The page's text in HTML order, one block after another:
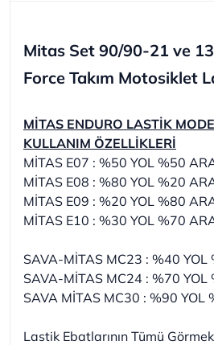
Mitas Set 90/90-21 ve
Force Takım Motosiklet
MİTAS ENDURO LASTİK
KULLANIM ÖZELLİKLERİ
MİTAS E07 : %50 YOL %50
MİTAS E08 : %80 YOL %20
MİTAS E09 : %20 YOL %80
MİTAS E10 : %30 YOL %70
SAVA-MİTAS MC23 : %40 YOL
SAVA-MİTAS MC24 : %70 YOL
SAVA MİTAS MC30 : %90 YOL
Lastik Ebatlarının Tümü G